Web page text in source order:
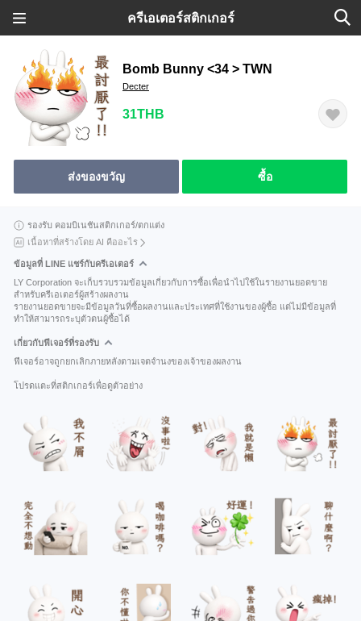
ครีเอเตอร์สติกเกอร์
Bomb Bunny <34 > TWN
Decter
31THB
ส่งของขวัญ ซื้อ
รองรับ คอมบิเนชันสติกเกอร์/ตกแต่ง
เนื้อหาที่สร้างโดย AI คืออะไร
ข้อมูลที่ LINE แชร์กับครีเอเตอร์
LY Corporation จะเก็บรวบรวมข้อมูลเกี่ยวกับการซื้อเพื่อนำไปใช้ในรายงานยอดขาย
สำหรับครีเอเตอร์ผู้สร้างผลงาน
รายงานยอดขายจะมีข้อมูลวันที่ซื้อผลงานและประเทศที่ใช้งานของผู้ซื้อ แต่ไม่มีข้อมูลที่
ทำให้สามารถระบุตัวตนผู้ซื้อได้
เกี่ยวกับฟีเจอร์ที่รองรับ
ฟีเจอร์อาจถูกยกเลิกภายหลังตามเจตจำนงของเจ้าของผลงาน
โปรดแตะที่สติกเกอร์เพื่อดูตัวอย่าง